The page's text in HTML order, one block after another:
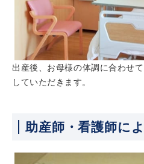
出産後、お母様の体調に合わせ
していただきます。
助産師・看護師に